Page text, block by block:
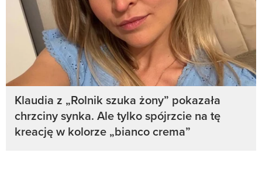
Klaudia z „Rolnik szuka żony” pokazała
chrzciny synka. Ale tylko spójrzcie na tę
kreację w kolorze „bianco crema”